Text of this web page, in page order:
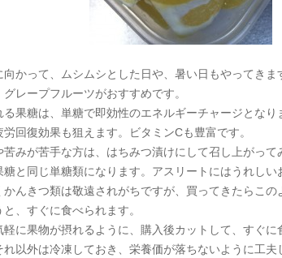
向かって、ムシムシとした日や、暑い日もやってき
レープフルーツがおすすめです。
る果糖は、単糖で即効性のエネルギーチャージとなり
回復効果も狙えます。ビタミンCも豊富です。
苦みが苦手な方は、はちみつ漬けにして召し上がって
糖と同じ単糖類になります。アスリートにはうれしい
かんきつ類は敬遠されがちですが、買ってきたらこの
、すぐに食べられます。
軽に果物が摂れるように、購入後カットして、すぐに
以外は冷凍しておき、栄養価が落ちないように工夫